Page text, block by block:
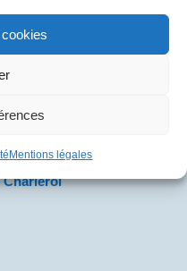
Mentions légales
Charleroi